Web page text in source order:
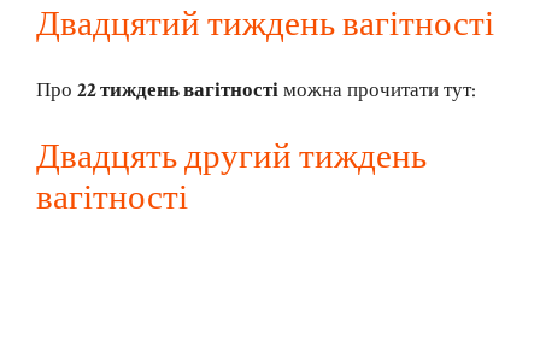
Двадцятий тиждень вагітності
Про 22 тиждень вагітностіможна прочитати тут:
Двадцять другий тиждень
вагітності